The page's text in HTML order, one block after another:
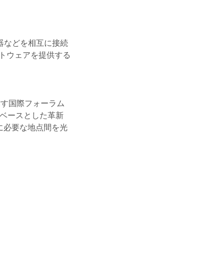
どを相互に接続
ウェアを提供する
国際フォーラム
ースとした革新
要な地点間を光